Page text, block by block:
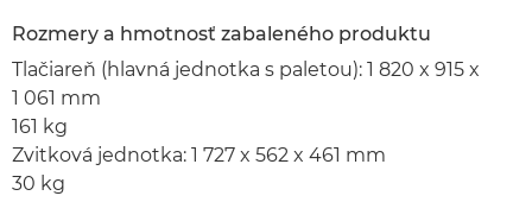
Rozmery a hmotnosť zabaleného produktu
Tlačiareň (hlavná jednotka s paletou): 1 820 x 915 x
1 061 mm
161 kg
Zvitková jednotka: 1 727 x 562 x 461 mm
30 kg